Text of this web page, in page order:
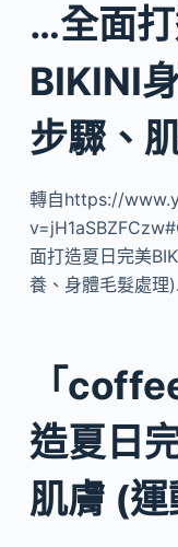
…全面
BIKINI
步驟、
轉自https://
面打造夏日完美
養、身體毛髮處理
「
造夏日
肌膚 (